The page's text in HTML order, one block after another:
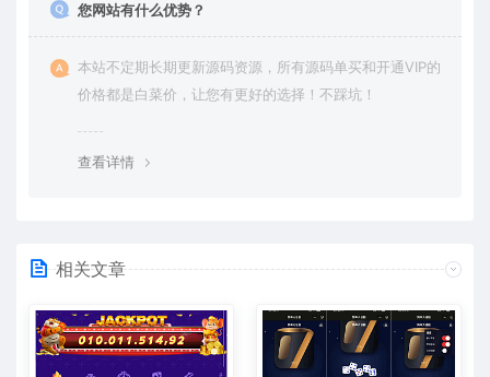
您网站有什么优势？
本站不定期长期更新源码资源，所有源码单买和开通VIP的
价格都是白菜价，让您有更好的选择！不踩坑！
查看详情
相关文章